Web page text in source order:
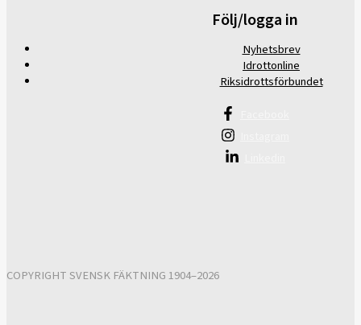
Följ/logga in
Nyhetsbrev
Idrottonline
Riksidrottsförbundet
COPYRIGHT SVENSK FÄKTNING 1904–2026